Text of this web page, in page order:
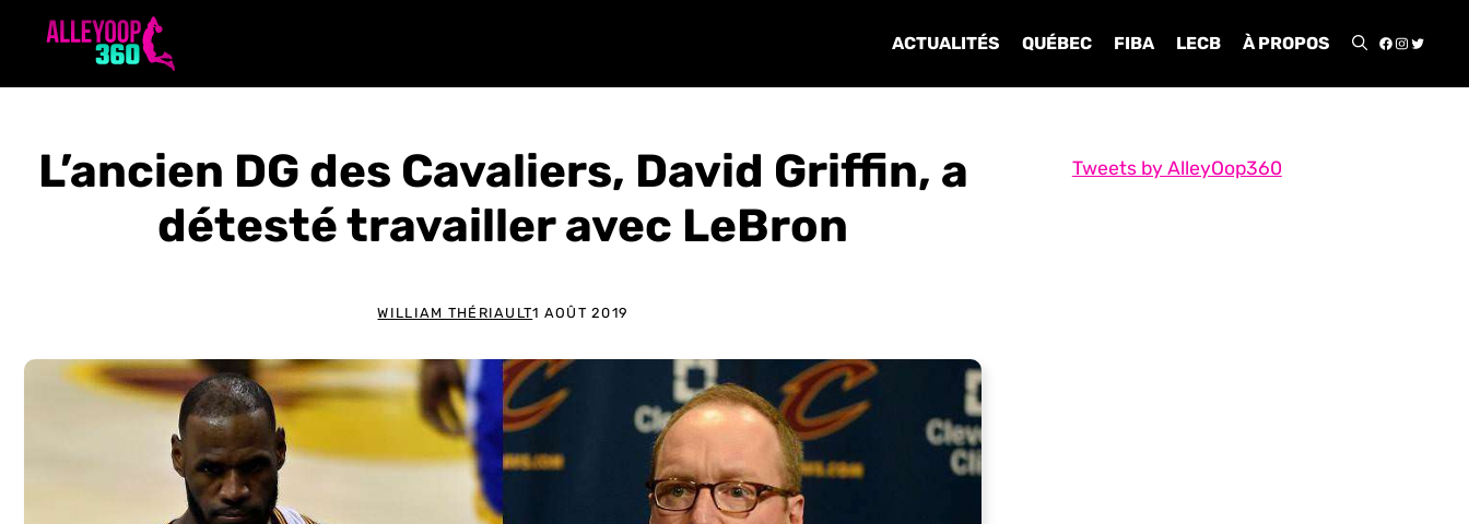
ACTUALITÉS QUÉBEC FIBA LECB À PROPOS
L’ancien DG des Cavaliers, David Griffin, a
détesté travailler avec LeBron
WILLIAM THÉRIAULT1 AOÛT 2019
Tweets by AlleyOop360